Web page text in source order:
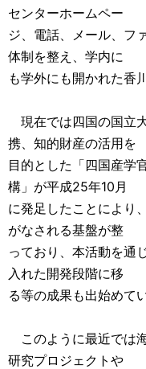
センターホームペー
ジ、電話、メール、フ
体制を整え、学内に
も学外にも開かれた香
現在では四国の国立
携、知的財産の活用を
目的とした「四国産学
構」が平成25年10月
に発足したことにより
がなされる基盤が整
っており、本活動を通
入れた開発段階に移
る等の成果も出始めて
このように最近では
研究プロジェクトや